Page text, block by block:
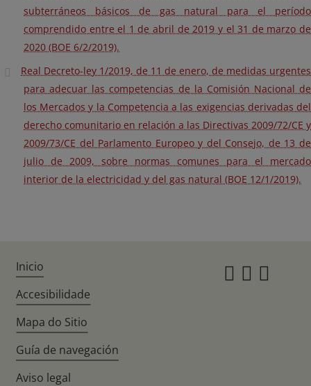
subterráneos básicos de gas natural para el período
comprendido entre el 1 de abril de 2019 y el 31 de marzo de
2020 (BOE 6/2/2019).
Real Decreto-ley 1/2019, de 11 de enero, de medidas urgentes
para adecuar las competencias de la Comisión Nacional de
los Mercados y la Competencia a las exigencias derivadas del
derecho comunitario en relación a las Directivas 2009/72/CE y
2009/73/CE del Parlamento Europeo y del Consejo, de 13 de
julio de 2009, sobre normas comunes para el mercado
interior de la electricidad y del gas natural (BOE 12/1/2019).
Inicio
Accesibilidade
Mapa do Sitio
Guía de navegación
Aviso legal